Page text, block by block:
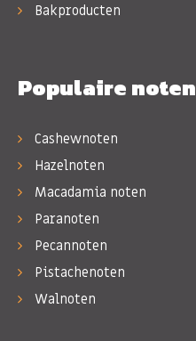
Bakproducten
Populaire noten
Cashewnoten
Hazelnoten
Macadamia noten
Paranoten
Pecannoten
Pistachenoten
Walnoten